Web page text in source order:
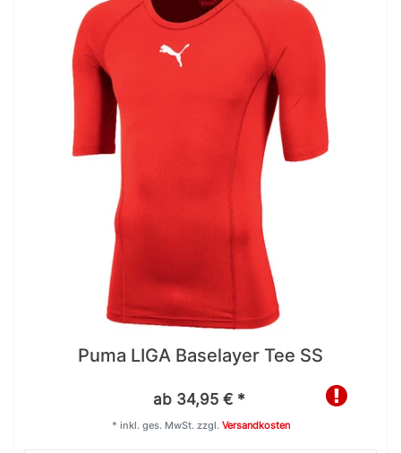
Puma LIGA Baselayer Tee SS
ab 34,95 € *
* inkl. ges. MwSt.zzgl. Versandkosten